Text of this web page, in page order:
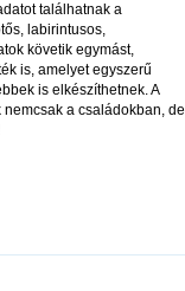
találhatnak a
labirintusos,
követik egymást,
is, amelyet egyszerű
is elkészíthetnek. A
a családokban, de